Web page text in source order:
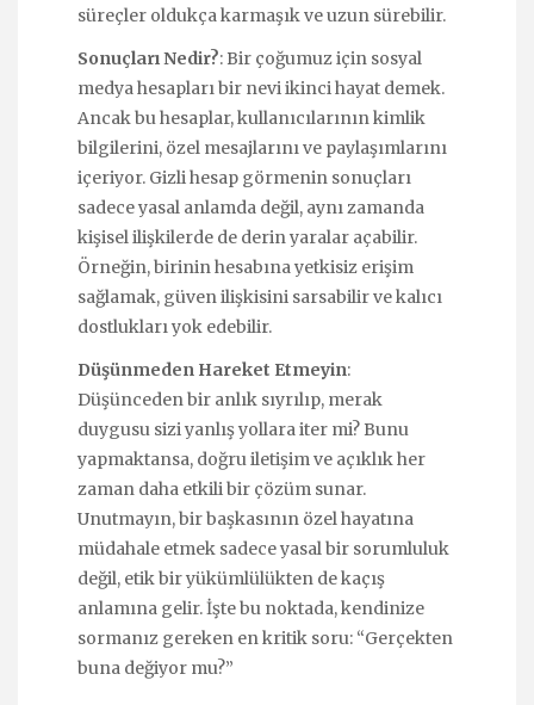
süreçler oldukça karmaşık ve uzun sürebilir.
Sonuçları Nedir?: Bir çoğumuz için sosyal
medya hesapları bir nevi ikinci hayat demek.
Ancak bu hesaplar, kullanıcılarının kimlik
bilgilerini, özel mesajlarını ve paylaşımlarını
içeriyor. Gizli hesap görmenin sonuçları
sadece yasal anlamda değil, aynı zamanda
kişisel ilişkilerde de derin yaralar açabilir.
Örneğin, birinin hesabına yetkisiz erişim
sağlamak, güven ilişkisini sarsabilir ve kalıcı
dostlukları yok edebilir.
Düşünmeden Hareket Etmeyin:
Düşünceden bir anlık sıyrılıp, merak
duygusu sizi yanlış yollara iter mi? Bunu
yapmaktansa, doğru iletişim ve açıklık her
zaman daha etkili bir çözüm sunar.
Unutmayın, bir başkasının özel hayatına
müdahale etmek sadece yasal bir sorumluluk
değil, etik bir yükümlülükten de kaçış
anlamına gelir. İşte bu noktada, kendinize
sormanız gereken en kritik soru: “Gerçekten
buna değiyor mu?”